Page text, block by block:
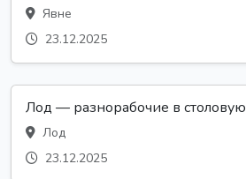
Явне
23.12.2025
Лод — разнорабочие в столовую
Лод
23.12.2025